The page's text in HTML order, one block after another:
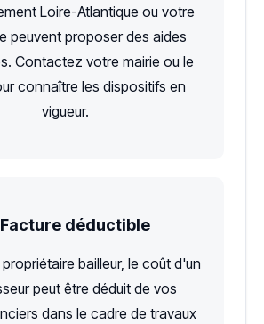
Loire-Atlantique ou votre
peuvent proposer des aides
Contactez votre mairie ou le
connaître les dispositifs en
vigueur.
déductible
bailleur, le coût d'un
peut être déduit de vos
dans le cadre de travaux